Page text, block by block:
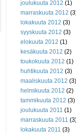
joulukuuta 2012 (1)
marraskuuta 2012
lokakuuta 2012 (3)
syyskuuta 2012 (3)
elokuuta 2012 (1)
kesäkuuta 2012 (2)
toukokuuta 2012 (1)
huhtikuuta 2012 (3)
maaliskuuta 2012 (3)
helmikuuta 2012 (2)
tammikuuta 2012 (3)
joulukuuta 2011 (1)
marraskuuta 2011
lokakuuta 2011 (3)